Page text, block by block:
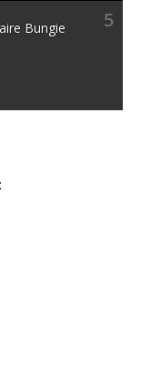
5
Bungie